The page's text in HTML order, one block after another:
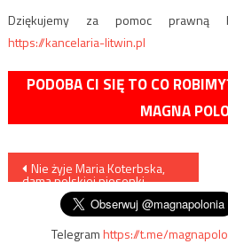
Dziękujemy za pomoc prawną
https://kancelaria-litwin.pl
PODOBA CI SIĘ TO CO
MAGNA
Nawigacja
wpisu
Nie żyje Maria Koterbska,
dama polskiej piosenki
Telegramhttps://t.me/